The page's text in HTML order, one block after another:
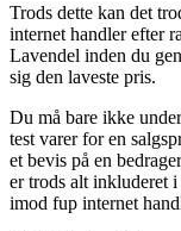
Trods dette kan det
internet handler efter
Lavendel inden du
sig den laveste pris.
Du må bare ikke
test varer for en
et bevis på en
er trods alt inkluderet
imod fup internet